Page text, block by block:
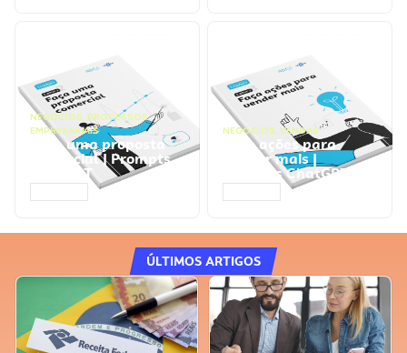
NEGÓCIOS, PROCESSOS
EMPRESARIAIS
Faça uma proposta
comercial | Prompts
ChatGPT
NEGÓCIOS, VENDAS
Faça ações para
vender mais |
Prompts ChatGPT
ÚLTIMOS ARTIGOS